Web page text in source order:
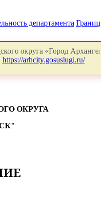
департамента
округа «Город
https://arhcity.gosuslugi.ru/
ОКРУГА